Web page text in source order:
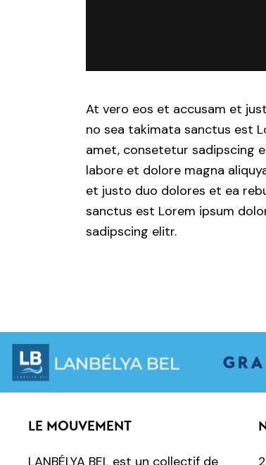
At vero eos et accusam et
no sea takimata sanctus est
amet, consetetur sadipscing
labore et dolore magna
et justo duo dolores et ea
sanctus est Lorem ipsum
sadipscing elitr.
LE MOUVEMENT